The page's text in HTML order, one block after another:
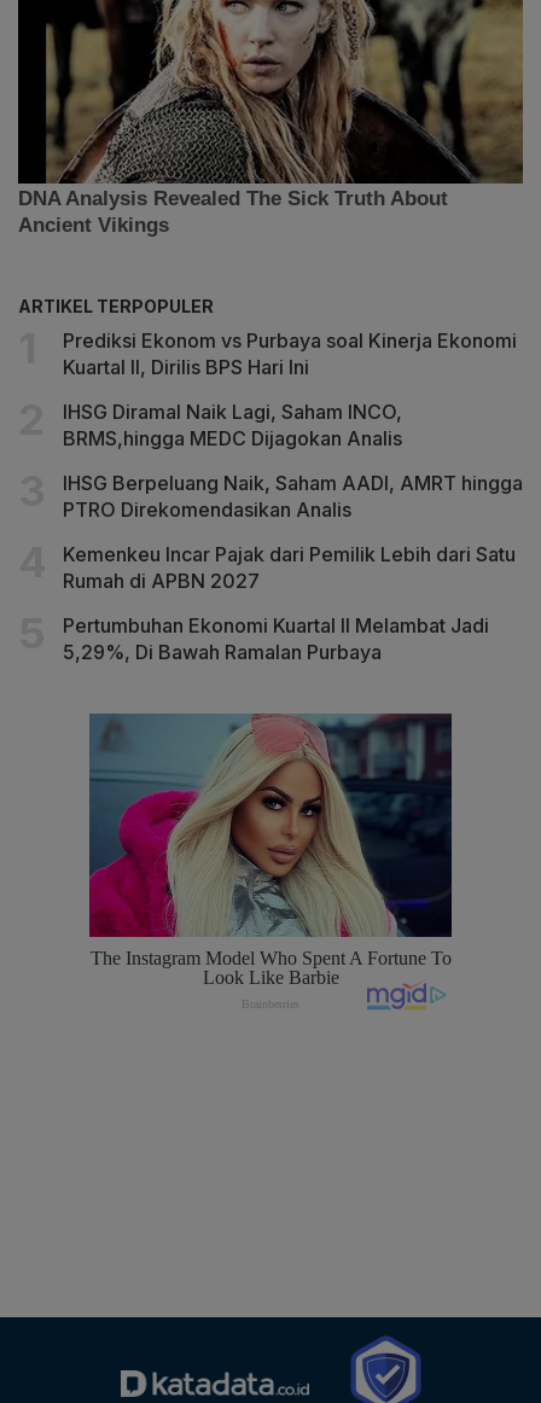
ARTIKEL TERPOPULER
Prediksi Ekonom vs Purbaya soal Kinerja Ekonomi
Kuartal II, Dirilis BPS Hari Ini
IHSG Diramal Naik Lagi, Saham INCO,
BRMS,hingga MEDC Dijagokan Analis
IHSG Berpeluang Naik, Saham AADI, AMRT hingga
PTRO Direkomendasikan Analis
Kemenkeu Incar Pajak dari Pemilik Lebih dari Satu
Rumah di APBN 2027
Pertumbuhan Ekonomi Kuartal II Melambat Jadi
5,29%, Di Bawah Ramalan Purbaya